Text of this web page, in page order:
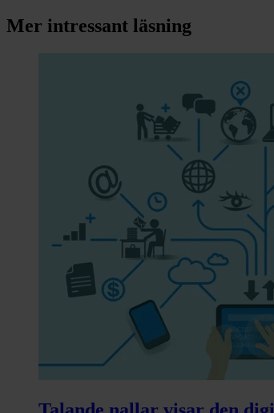
Mer intressant läsning